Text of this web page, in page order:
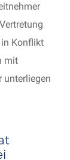
in Konflikt
mit
unterliegen